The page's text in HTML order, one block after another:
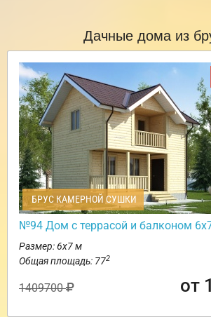
Дачные дома из
БРУС КАМЕРНОЙ СУШКИ
№94 Дом с террасой и балконом
Размер: 6х7 м
Общая площадь: 772
1409700 от